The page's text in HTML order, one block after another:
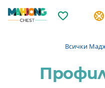
Любими
Всички